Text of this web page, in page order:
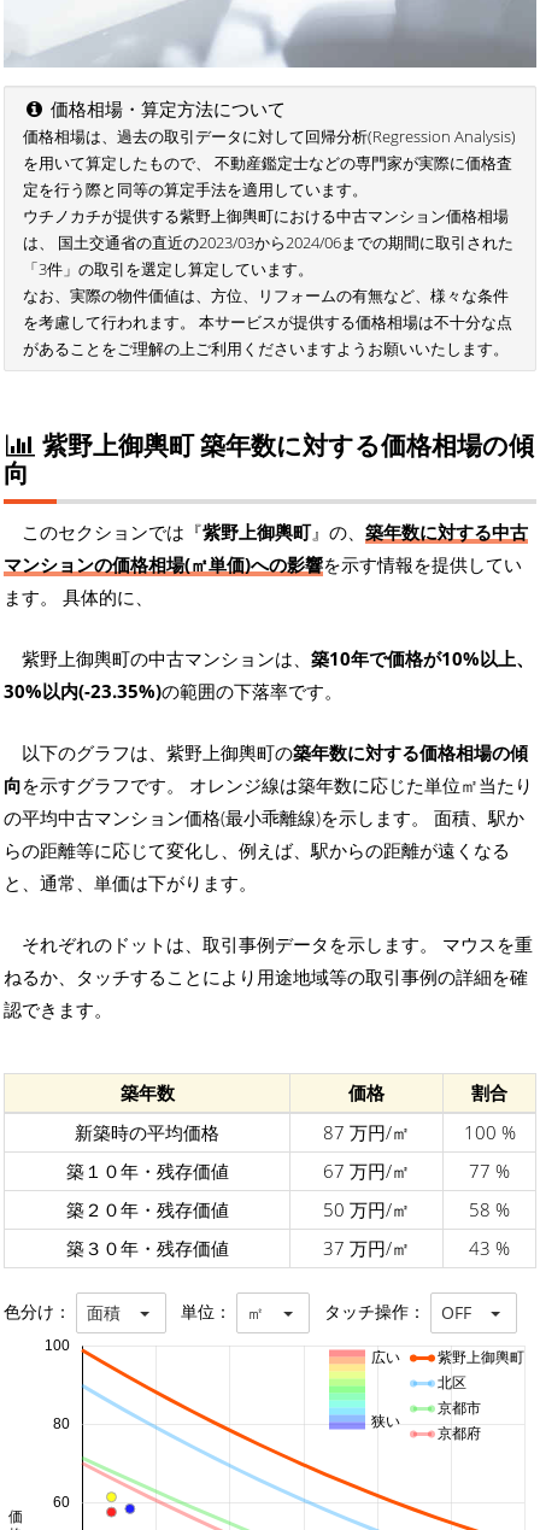
価格相場・算定方法について
価格相場は、過去の取引データに対して回帰分析(Regression Analysis)
を用いて算定したもので、 不動産鑑定士などの専門家が実際に価格査
定を行う際と同等の算定手法を適用しています。
ウチノカチが提供する紫野上御輿町における中古マンション価格相場
は、 国土交通省の直近の2023/03から2024/06までの期間に取引された
「3件」の取引を選定し算定しています。
なお、実際の物件価値は、方位、リフォームの有無など、様々な条件
を考慮して行われます。 本サービスが提供する価格相場は不十分な点
があることをご理解の上ご利用くださいますようお願いいたします。
紫野上御輿町 築年数に対する価格相場の傾
向
このセクションでは『紫野上御輿町』の、 築年数に対する中古
マンションの価格相場(㎡単価)への影響を示す情報を提供してい
ます。 具体的に、
紫野上御輿町の中古マンションは、 築10年で価格が10%以上、
30%以内(-23.35%)の範囲の下落率です。
以下のグラフは、紫野上御輿町の築年数に対する価格相場の傾
向を示すグラフです。 オレンジ線は築年数に応じた単位㎡当たり
の平均中古マンション価格(最小乖離線)を示します。 面積、駅か
らの距離等に応じて変化し、例えば、駅からの距離が遠くなる
と、通常、単価は下がります。
それぞれのドットは、取引事例データを示します。 マウスを重
ねるか、タッチすることにより用途地域等の取引事例の詳細を確
認できます。
築年数 価格
割合
新築時の平均価格
87 万円/㎡
100 %
築１０年・残存価値
67 万円/㎡
77 %
築２０年・残存価値
50 万円/㎡
58 %
築３０年・残存価値
37 万円/㎡ 43 %
色分け： 面積 単位： ㎡ タッチ操作： OFF
60
80
100
紫野上御輿町
北区
京都市
京都府
広い
狭い